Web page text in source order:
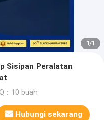
1/1
Sisipan Peralatan
：10 buah
Hubungi sekarang